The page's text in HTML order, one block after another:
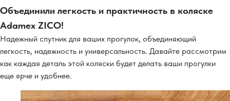
Объединили легкость и практичность в коляске
Adamex ZICO!
Надежный спутник для ваших прогулок, объединяющий
легкость, надежность и универсальность. Давайте рассмотрим
как каждая деталь этой коляски будет делать ваши прогулки
еще ярче и удобнее.